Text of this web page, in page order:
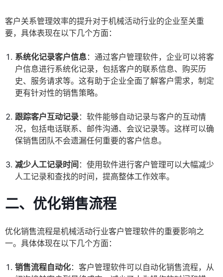
客户关系管理效率的提升对于机械活动行业的企业至关重
要，具体表现在以下几个方面：
系统化记录客户信息：通过客户管理软件，企业可以将客
户信息进行系统化记录，包括客户的联系信息、购买历
史、服务请求等。这有助于企业全面了解客户需求，制定
更有针对性的销售策略。
跟踪客户互动记录：软件能够自动记录与客户的互动情
况，包括电话联系、邮件沟通、会议记录等。这样可以确
保销售团队不会遗漏任何重要的客户信息。
减少人工记录时间 ：使用软件进行客户管理可以大幅减少
人工记录和查找的时间，提高整体工作效率。
二、优化销售流程
优化销售流程是机械活动行业客户管理软件的重要影响之
一。具体体现在以下几个方面：
销售流程自动化：客户管理软件可以自动化销售流程，从